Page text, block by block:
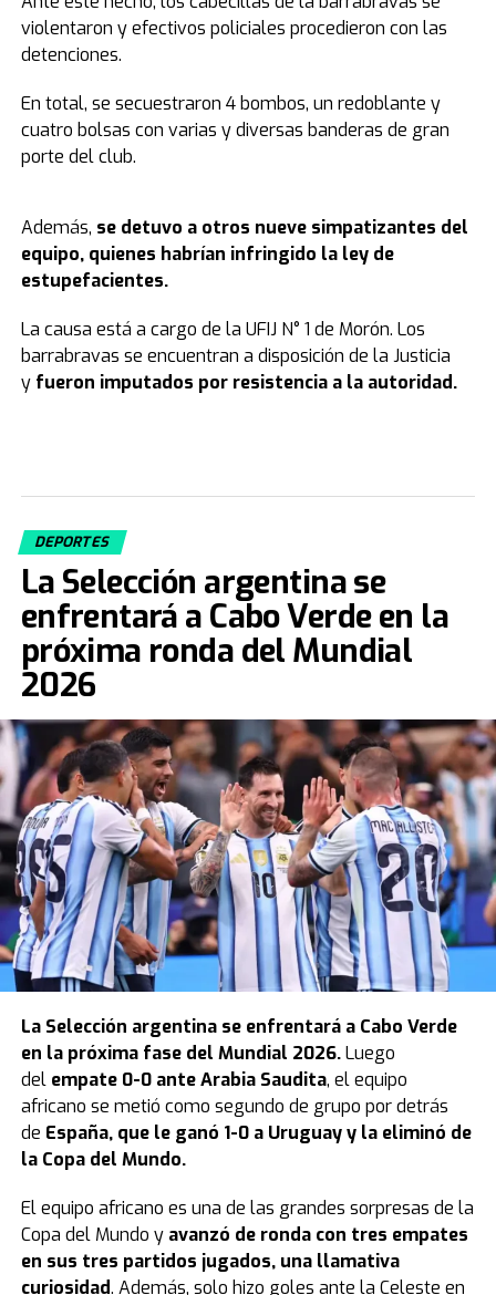
violentaron y efectivos policiales procedieron con las
detenciones.
En total, se secuestraron 4 bombos, un redoblante y
cuatro bolsas con varias y diversas banderas de gran
porte del club.
Además, se detuvo a otros nueve simpatizantes del
equipo, quienes habrían infringido la ley de
estupefacientes.
La causa está a cargo de la UFIJ N° 1 de Morón. Los
barrabravas se encuentran a disposición de la Justicia
yfueron imputados por resistencia a la autoridad.
DEPORTES
La Selección argentina se
enfrentará a Cabo Verde en la
próxima ronda del Mundial
2026
La Selección argentinase enfrentará a Cabo Verde
en la próxima fase del Mundial 2026.Luego
del empate 0-0 ante Arabia Saudita, el equipo
africano se metió como segundo de grupo por detrás
de España, que le ganó 1-0 a Uruguay y la eliminó de
la Copa del Mundo.
El equipo africano es una de las grandes sorpresas de la
Copa del Mundo y avanzó de ronda con tres empates
en sus tres partidos jugados, una llamativa
curiosidad. Además, solo hizo goles ante la Celeste en